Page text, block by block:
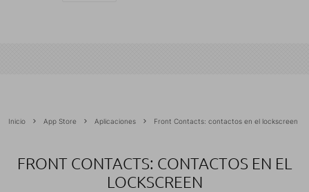
Inicio App Store Aplicaciones Front Contacts: contactos en el lockscreen
FRONT CONTACTS: CONTACTOS EN EL
LOCKSCREEN